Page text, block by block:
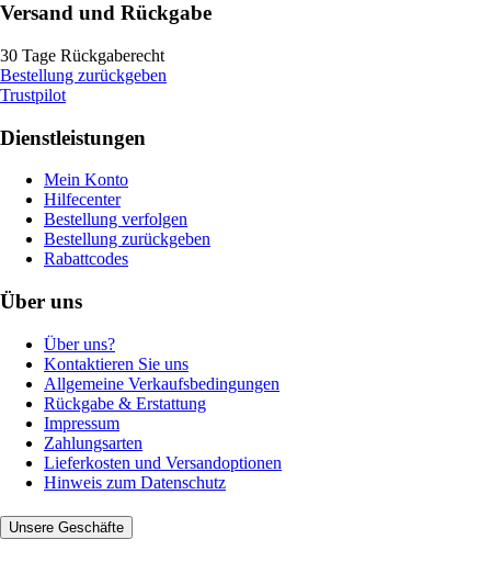
Versand und Rückgabe
30 Tage Rückgaberecht
Bestellung zurückgeben
Trustpilot
Dienstleistungen
Mein Konto
Hilfecenter
Bestellung verfolgen
Bestellung zurückgeben
Rabattcodes
Über uns
Über uns?
Kontaktieren Sie uns
Allgemeine Verkaufsbedingungen
Rückgabe & Erstattung
Impressum
Zahlungsarten
Lieferkosten und Versandoptionen
Hinweis zum Datenschutz
Unsere Geschäfte